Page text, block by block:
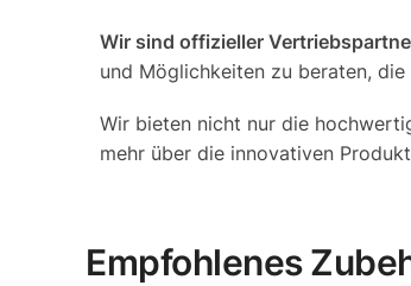
Wir sind offizieller
und Möglichkeiten zu beraten,
Wir bieten nicht nur die
mehr über die innovativen
Empfohlenes